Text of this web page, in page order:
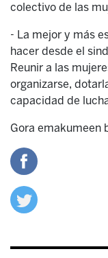
colectivo de las
- La mejor y más
hacer desde el
Reunir a las
organizarse,
capacidad de
Gora emakumeen